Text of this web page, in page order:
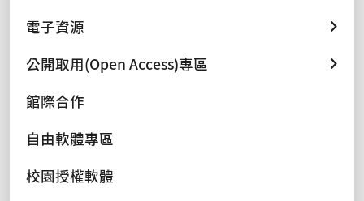
電子資源
公開取用(Open Access)專區
館際合作
自由軟體專區
校園授權軟體